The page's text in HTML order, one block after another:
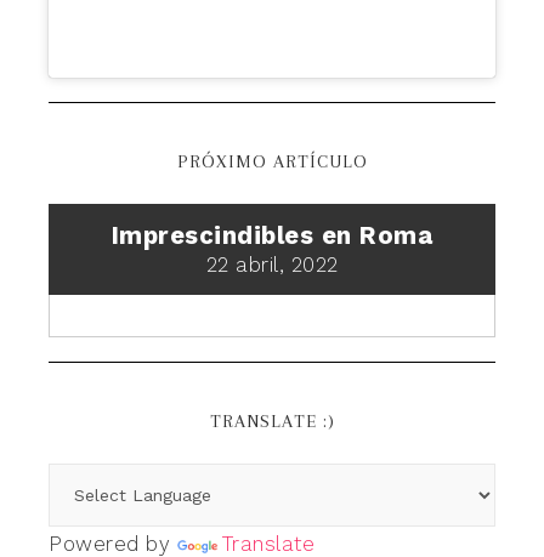
PRÓXIMO ARTÍCULO
Imprescindibles en Roma
22 abril, 2022
TRANSLATE :)
Powered by Translate